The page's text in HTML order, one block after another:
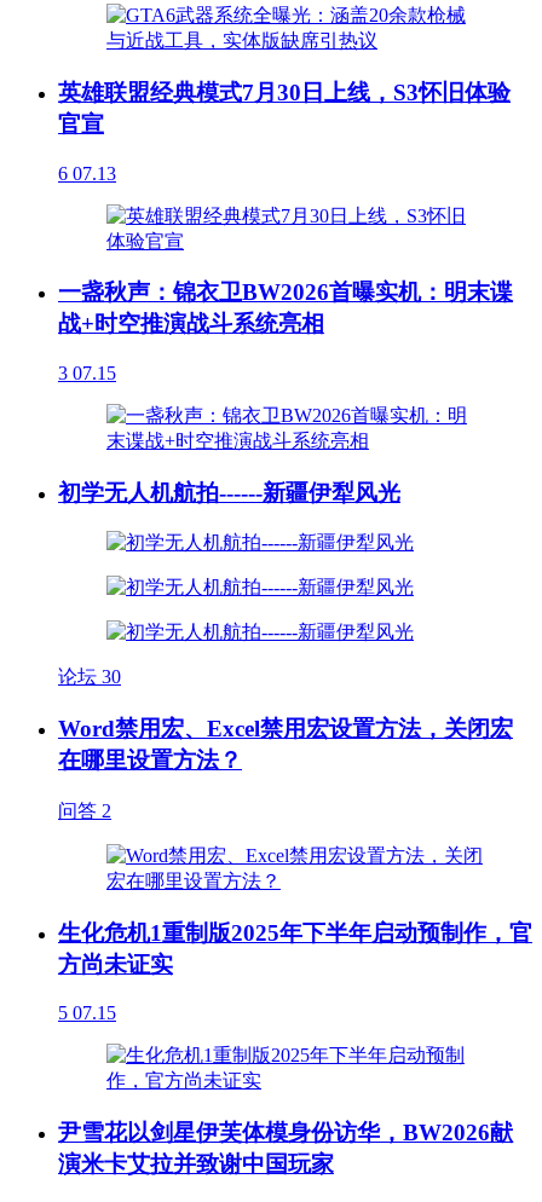
英雄联盟经典模式7月30日上线，S3怀旧体验
官宣
6 07.13
一盏秋声：锦衣卫BW2026首曝实机：明末谍
战+时空推演战斗系统亮相
3 07.15
初学无人机航拍------新疆伊犁风光
论坛 30
Word禁用宏、Excel禁用宏设置方法，关闭宏
在哪里设置方法？
问答 2
生化危机1重制版2025年下半年启动预制作，官
方尚未证实
5 07.15
尹雪花以剑星伊芙体模身份访华，BW2026献
演米卡艾拉并致谢中国玩家